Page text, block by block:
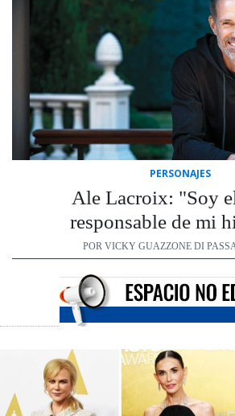
PERSONAJES
Ale Lacroix: "Soy
responsable de mi
POR VICKY GUAZZONE DI